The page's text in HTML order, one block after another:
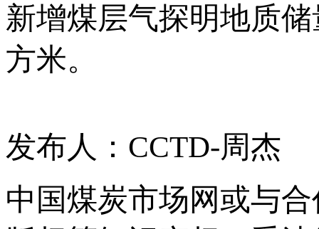
新增煤层气探明地质
方米。
发布人：CCTD-周杰
中国煤炭市场网或与